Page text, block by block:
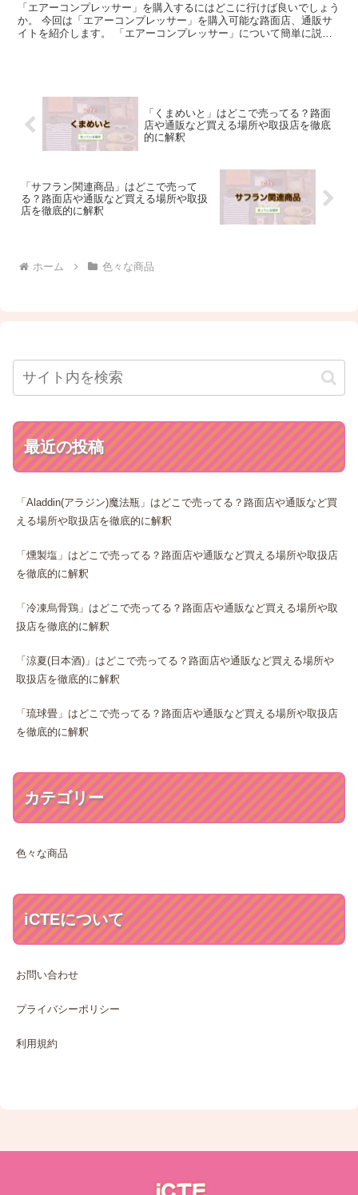
「エアーコンプレッサー」を購入するにはどこに行けば良いでしょう
か。 今回は「エアーコンプレッサー」を購入可能な路面店、通販サ
イトを紹介します。 「エアーコンプレッサー」について簡単に説明
「くまめいと」はどこで売ってる？路面
店や通販など買える場所や取扱店を徹底
的に解釈
「サフラン関連商品」はどこで売って
る？路面店や通販など買える場所や取扱
店を徹底的に解釈
ホーム 色々な商品
最近の投稿
「Aladdin(アラジン)魔法瓶」はどこで売ってる？路面店や通販など買
える場所や取扱店を徹底的に解釈
「燻製塩」はどこで売ってる？路面店や通販など買える場所や取扱店
を徹底的に解釈
「冷凍烏骨鶏」はどこで売ってる？路面店や通販など買える場所や取
扱店を徹底的に解釈
「涼夏(日本酒)」はどこで売ってる？路面店や通販など買える場所や
取扱店を徹底的に解釈
「琉球畳」はどこで売ってる？路面店や通販など買える場所や取扱店
を徹底的に解釈
カテゴリー
色々な商品
iCTEについて
お問い合わせ
プライバシーポリシー
利用規約